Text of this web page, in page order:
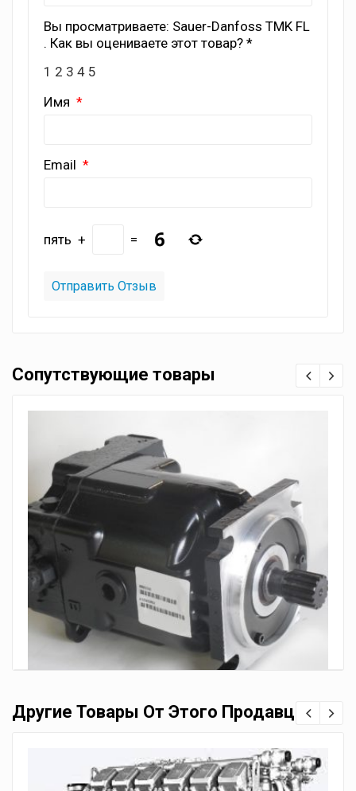
Вы просматриваете: Sauer-Danfoss TMK FL
. Как вы оцениваете этот товар? *
1 2 3 4 5
Имя
Email
пять + =
Сопутствующие товары
Другие Товары От Этого Продавца